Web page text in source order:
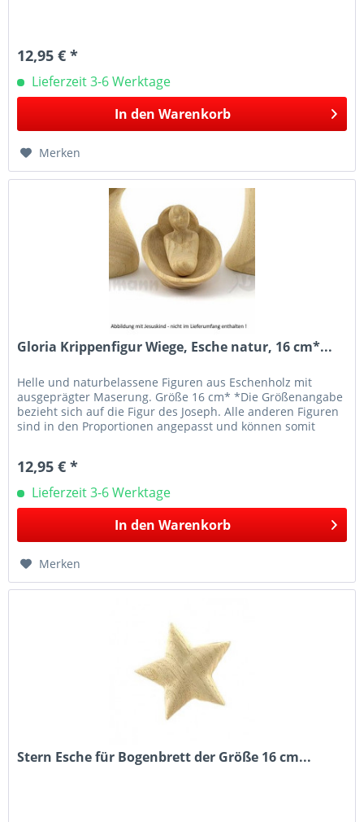
12,95 € *
Lieferzeit 3-6 Werktage
In den Warenkorb
Merken
Gloria Krippenfigur Wiege, Esche natur, 16 cm*...
Helle und naturbelassene Figuren aus Eschenholz mit
ausgeprägter Maserung. Größe 16 cm* *Die Größenangabe
bezieht sich auf die Figur des Joseph. Alle anderen Figuren
sind in den Proportionen angepasst und können somit
12,95 € *
Lieferzeit 3-6 Werktage
In den Warenkorb
Merken
Stern Esche für Bogenbrett der Größe 16 cm...